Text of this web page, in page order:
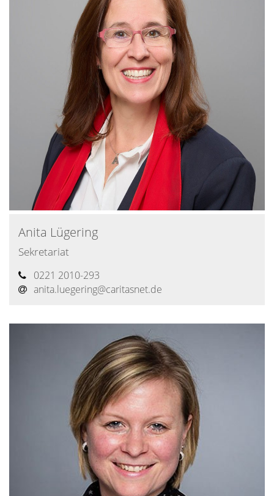
Anita Lügering
Sekretariat
0221 2010-293
anita.luegering@​caritasnet.de